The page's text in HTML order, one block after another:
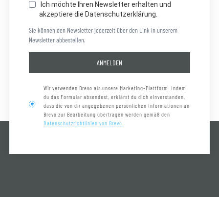
Ich möchte Ihren Newsletter erhalten und
akzeptiere die Datenschutzerklärung.
Sie können den Newsletter jederzeit über den Link in unserem
Newsletter abbestellen.
ANMELDEN
Wir verwenden Brevo als unsere Marketing-Plattform. Indem
du das Formular absendest, erklärst du dich einverstanden,
dass die von dir angegebenen persönlichen Informationen an
Brevo zur Bearbeitung übertragen werden gemäß den
Datenschutzrichtlinien von Brevo.